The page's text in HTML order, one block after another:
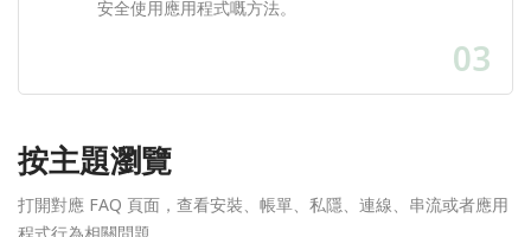
安全使用應用程式嘅方法。
03
按主題瀏覽
打開對應 FAQ 頁面，查看安裝、帳單、私隱、連線、串流或者應用